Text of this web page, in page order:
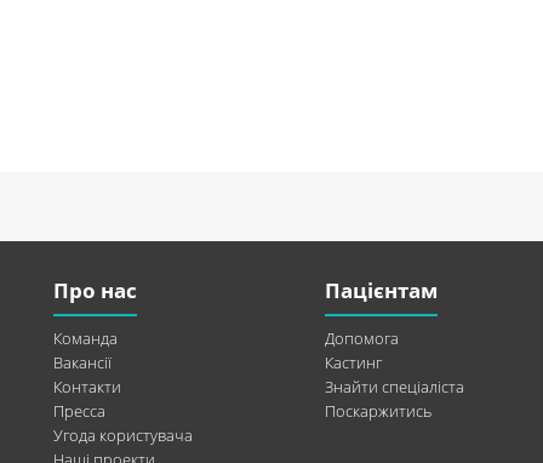
Про нас
Команда
Вакансії
Контакти
Пресса
Угода користувача
Пацієнтам
Допомога
Кастинг
Знайти спеціаліста
Поскаржитись